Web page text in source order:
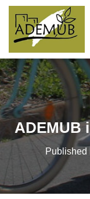
ADEMUB
Published